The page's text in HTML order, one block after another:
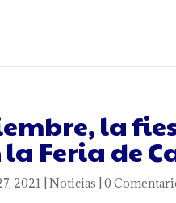
la
Feria de
2021 |Noticias |0